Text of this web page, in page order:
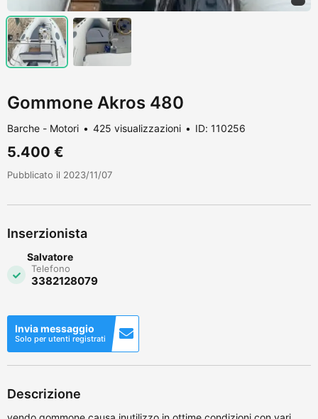
Gommone Akros 480
Barche - Motori 425 visualizzazioni ID: 110256
5.400 €
Pubblicato il 2023/11/07
Inserzionista
Salvatore
Telefono
3382128079
Invia messaggio
Solo per utenti registrati
Descrizione